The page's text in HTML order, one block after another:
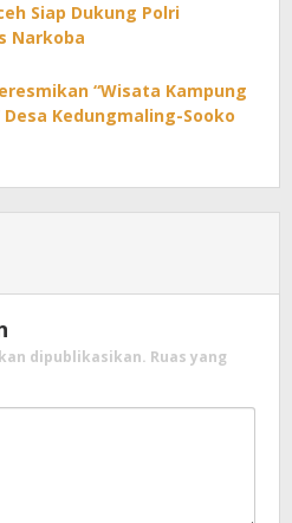
Siap Dukung Polri
Narkoba
“Wisata Kampung
Desa Kedungmaling-Sooko
dipublikasikan. Ruas yang